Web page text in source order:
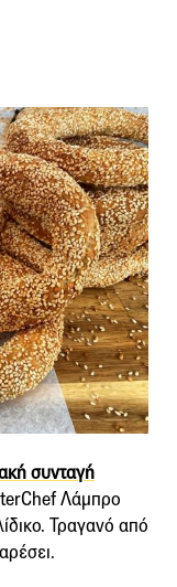
συνταγή
Λάμπρο
Τραγανό από